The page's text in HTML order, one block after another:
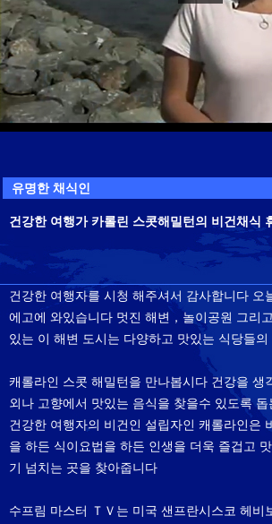
유명한 채식인
건강한 여행가 카롤린 스콧해밀턴의 비건채식
건강한 여행자를 시청 해주셔서 감사합니다 오
에고에 와있습니다 멋진 해변，놀이공원 그리
있는 이 해변 도시는 다양하고 맛있는 식당들
캐롤라인 스콧 해밀턴을 만나봅시다 건강을 생
외나 고향에서 맛있는 음식을 찾을수 있도록
건강한 여행자의 비건인 설립자인 캐롤라인은
을 하든 식이요법을 하든 인생을 더욱 즐겁고
기 넘치는 곳을 찾아줍니다
수프림 마스터 ＴＶ는 미국 샌프란시스코 헤비